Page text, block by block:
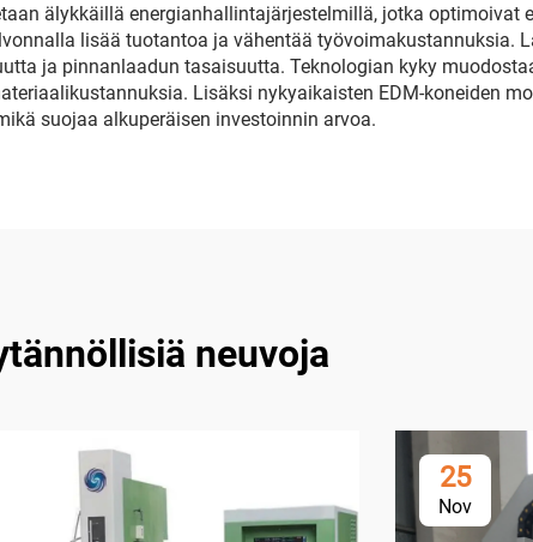
älykkäillä energianhallintajärjestelmillä, jotka optimoivat
lisää tuotantoa ja vähentää työvoimakustannuksia.
ja pinnanlaadun tasaisuutta. Teknologian kyky
Lisäksi nykyaikaisten EDM-koneiden
suojaa alkuperäisen investoinnin arvoa.
neuvoja
25
Nov